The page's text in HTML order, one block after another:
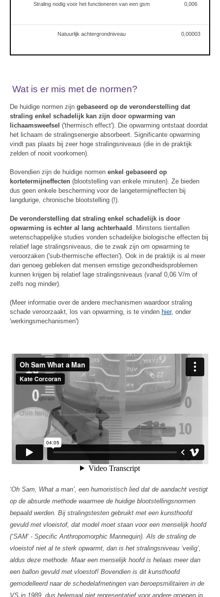
Straling nodig voor het functioneren van een gsm 0,006
Natuurlijk achtergrondniveau 0,00003
Wat is er mis met de normen?
De huidige normen zijn gebaseerd op de veronderstelling dat
straling enkel schadelijk kan zijn door opwarming van
lichaamsweefsel ('thermisch effect'). Die opwarming ontstaat doordat
het lichaam de stralingsenergie absorbeert. Significante opwarming
vindt pas plaats bij zeer hoge stralingsniveaus (die in de praktijk
zelden of nooit voorkomen).
Bovendien zijn de huidige normen enkel gebaseerd op
kortetermijneffecten (blootstelling van enkele minuten). Ze bieden
dus geen enkele bescherming voor de langetermijneffecten bij
langdurige, chronische blootstelling (!).
De veronderstelling dat straling enkel schadelijk is door
opwarming is echter al lang achterhaald . Minstens tientallen
wetenschappelijke studies vonden schadelijke biologische effecten bij
relatief lage stralingsniveaus, die te zwak zijn om opwarming te
veroorzaken ('sub-thermische effecten'). Ook in de praktijk is al meer
dan genoeg gebleken dat mensen ernstige gezondheidsproblemen
kunnen krijgen bij relatief lage stralingsniveaus (vanaf 0,06 V/m of
zelfs nog minder).
(Meer informatie over de andere mechanismen waardoor straling
schade veroorzaakt, los van opwarming, is te vinden hier, onder
'werkingsmechanismen')
‘Oh Sam, What a man’, een humoristisch lied dat de aandacht vestigt
op de absurde methode waarmee de huidige blootstellingsnormen
bepaald werden. Bij stralingstesten gebruikt met een kunsthoofd
gevuld met vloeistof, dat model moet staan voor een menselijk hoofd
(‘SAM’ - Specific Anthropomorphic Mannequin). Als de straling de
vloeistof niet al te sterk opwarmt, dan is het stralingsniveau ‘veilig’,
aldus deze methode. Maar een menselijk hoofd is helaas meer dan
een ballon gevuld met vloestof! Bovendien is dit kunsthoofd
gemodelleerd naar de schedelafmetingen van beroepsmilitairen in de
VS in 1989, dus helemaal niet representatief voor andere groepen in